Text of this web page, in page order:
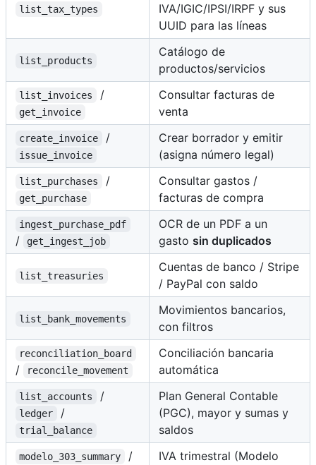
list_tax_types
IVA/IGIC/IPSI/IRPF y sus
UUID para las líneas
list_products
Catálogo de
productos/servicios
list_invoices /
get_invoice
Consultar facturas de
venta
create_invoice /
issue_invoice
Crear borrador y emitir
(asigna número legal)
list_purchases /
get_purchase
Consultar gastos /
facturas de compra
ingest_purchase_pdf
/ get_ingest_job
OCR de un PDF a un
gasto sin duplicados
list_treasuries
Cuentas de banco / Stripe
/ PayPal con saldo
list_bank_movements
Movimientos bancarios,
con filtros
reconciliation_board
/ reconcile_movement
Conciliación bancaria
automática
list_accounts /
ledger /
trial_balance
Plan General Contable
(PGC), mayor y sumas y
saldos
modelo_303_summary /
IVA trimestral (Modelo